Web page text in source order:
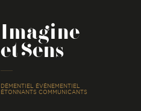
Imagine
et Sens
DÉMENTIEL ÉVÉNEMENTIEL
ÉTONNANTS COMMUNICANTS